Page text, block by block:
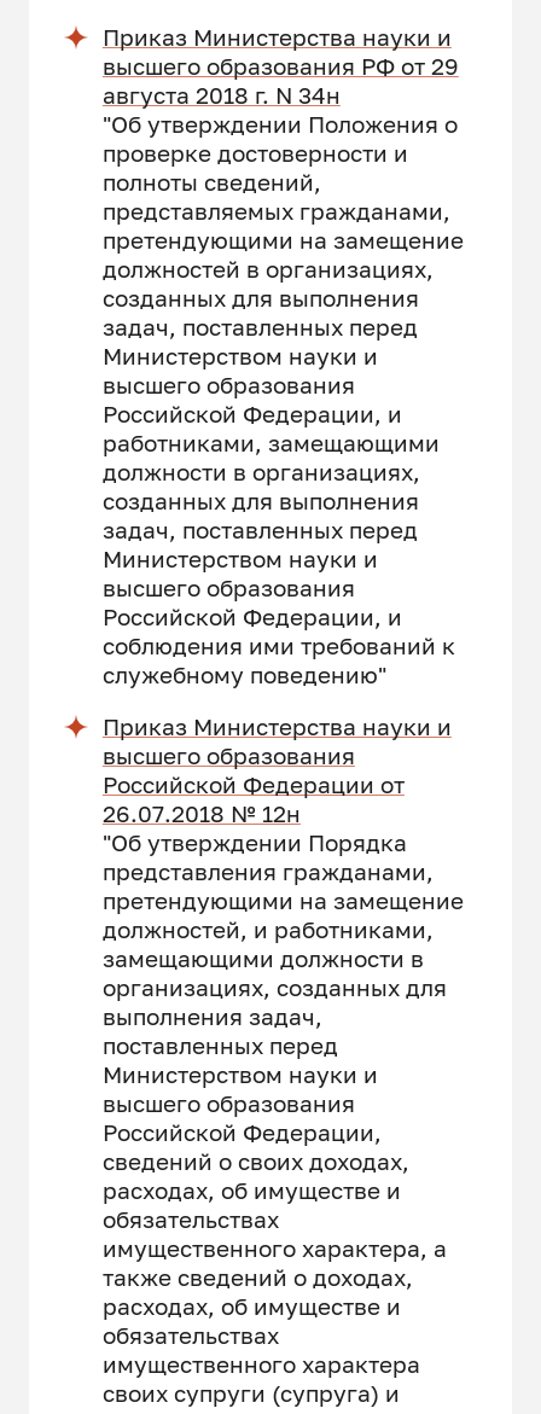
Приказ Министерства науки и
высшего образования РФ от 29
августа 2018 г. N 34н
"Об утверждении Положения о
проверке достоверности и
полноты сведений,
представляемых гражданами,
претендующими на замещение
должностей в организациях,
созданных для выполнения
задач, поставленных перед
Министерством науки и
высшего образования
Российской Федерации, и
работниками, замещающими
должности в организациях,
созданных для выполнения
задач, поставленных перед
Министерством науки и
высшего образования
Российской Федерации, и
соблюдения ими требований к
служебному поведению"
Приказ Министерства науки и
высшего образования
Российской Федерации от
26.07.2018 № 12н
"Об утверждении Порядка
представления гражданами,
претендующими на замещение
должностей, и работниками,
замещающими должности в
организациях, созданных для
выполнения задач,
поставленных перед
Министерством науки и
высшего образования
Российской Федерации,
сведений о своих доходах,
расходах, об имуществе и
обязательствах
имущественного характера, а
также сведений о доходах,
расходах, об имуществе и
обязательствах
имущественного характера
своих супруги (супруга) и